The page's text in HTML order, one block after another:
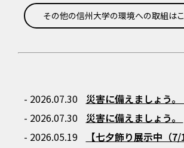
その他の信州大学の環境への取組は
- 2026.07.30 災害に備えましょう。
- 2026.07.30 災害に備えましょう。
- 2026.05.19 【七夕飾り展示中（